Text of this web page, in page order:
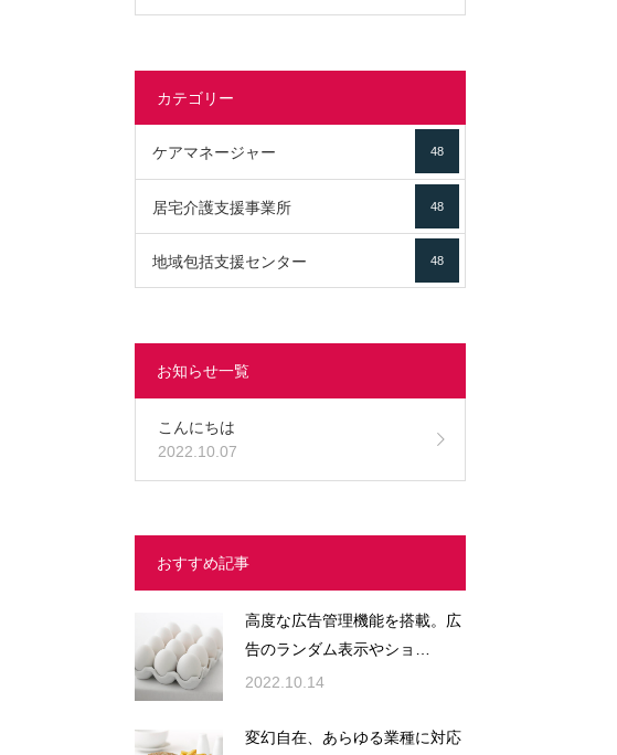
カテゴリー
ケアマネージャー 48
居宅介護支援事業所 48
地域包括支援センター 48
お知らせ一覧
こんにちは
2022.10.07
おすすめ記事
高度な広告管理機能を搭載。広
告のランダム表示やショ…
2022.10.14
変幻自在、あらゆる業種に対応